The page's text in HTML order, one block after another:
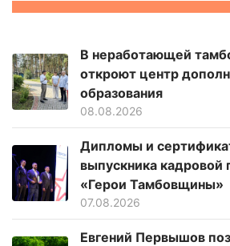
В неработающей
откроют центр
образования
08.08.2026
Дипломы и
выпускника кадровой
«Герои Тамбовщины»
07.08.2026
Евгений Первышов